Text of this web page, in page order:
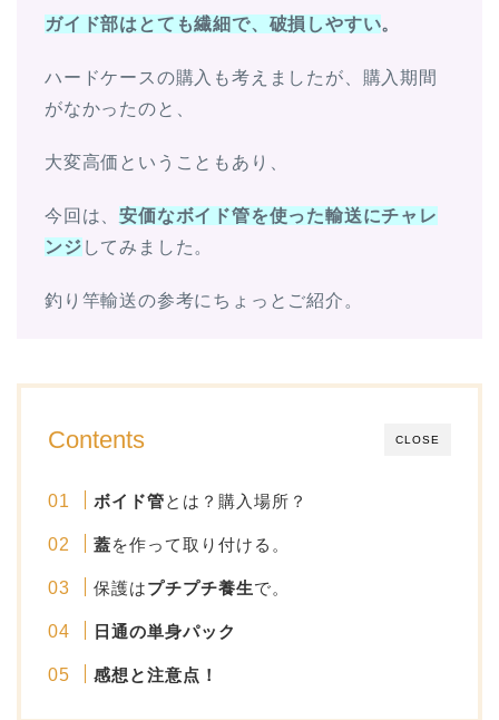
ガイド部はとても繊細で、破損しやすい。
ハードケースの購入も考えましたが、購入期間
がなかったのと、
大変高価ということもあり、
今回は、安価なボイド管を使った輸送にチャレ
ンジ してみました。
釣り竿輸送の参考にちょっとご紹介。
CLOSE
Contents
ボイド管とは？購入場所？
蓋を作って取り付ける。
保護はプチプチ養生で。
日通の単身パック
感想と注意点！